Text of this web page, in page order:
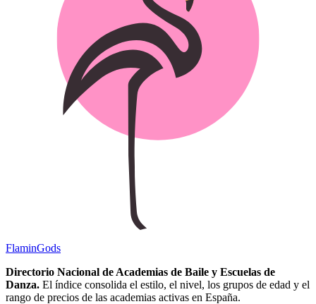
FlaminGods
Directorio Nacional de Academias de Baile y Escuelas de
Danza. El índice consolida el estilo, el nivel, los grupos de edad y el
rango de precios de las academias activas en España.